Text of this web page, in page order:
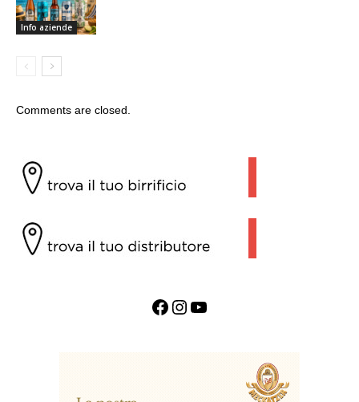
Info aziende
Comments are closed.
Facebook InstagramYouTube